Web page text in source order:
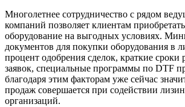
Многолетнее сотрудничество с рядом
компаний позволяет клиентам
оборудование на выгодных условиях.
документов для покупки оборудования в
процент одобрения сделок, краткие сроки
заявок, специальные программы по DTF
благодаря этим факторам уже сейчас
продаж совершается при содействии
организаций.